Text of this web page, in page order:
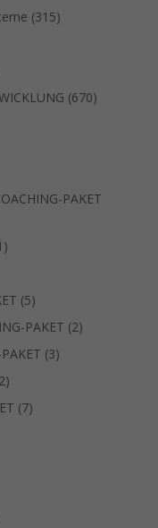
315315
670670
PAKET
1
55
Produkte
PAKET 22
33
22
Produkte
77